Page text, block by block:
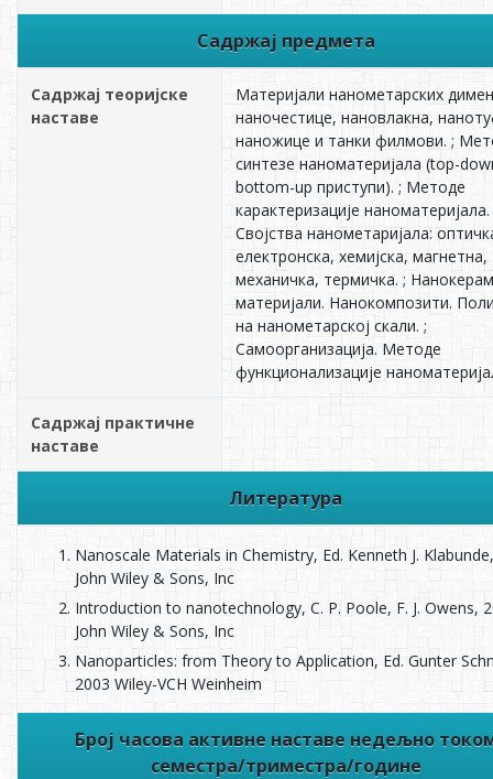
Садржај предмета
Садржај теоријске
наставе
Материјали нанометарских
наночестице, нановлакна,
наножице и танки филмови. ;
синтезе наноматеријала (top-
bottom-up приступи). ; Методе
карактеризације наноматеријала.
Својства нанометаријала:
електронска, хемијска, магнетна,
механичка, термичка. ;
материјали. Нанокомпозити.
на нанометарској скали. ;
Самоорганизација. Методе
функционализације
Садржај практичне
наставе
Литература
Nanoscale Materials in Chemistry, Ed. Kenneth J.
John Wiley & Sons, Inc
Introduction to nanotechnology, C. P. Poole, F. J. Owens,
John Wiley & Sons, Inc
Nanoparticles: from Theory to Application, Ed. Gunter
2003 Wiley-VCH Weinheim
Број часова активне наставе недељно
семестра/триместра/године